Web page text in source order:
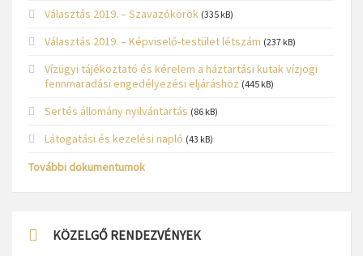
Választás 2019. – Szavazókörök (335 kB)
Választás 2019. – Képviselő-testület létszám (237 kB)
Vízügyi tájékoztató és kérelem a háztartási kutak vízjogi
fennmaradási engedélyezési eljáráshoz (445 kB)
Sertés állomány nyilvántartás (86 kB)
Látogatási és kezelési napló (43 kB)
További dokumentumok
KÖZELGŐ RENDEZVÉNYEK